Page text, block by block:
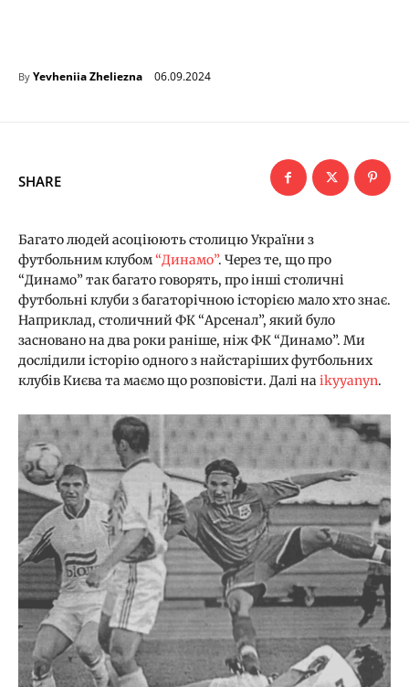
By Yevheniia Zheliezna 06.09.2024
SHARE
Багато людей асоціюють столицю України з
футбольним клубом“Динамо”. Через те, що про
“Динамо” так багато говорять, про інші столичні
футбольні клуби з багаторічною історією мало хто знає.
Наприклад, столичний ФК “Арсенал”, який було
засновано на два роки раніше, ніж ФК “Динамо”. Ми
дослідили історію одного з найстаріших футбольних
клубів Києва та маємо що розповісти. Далі наikyyanyn.